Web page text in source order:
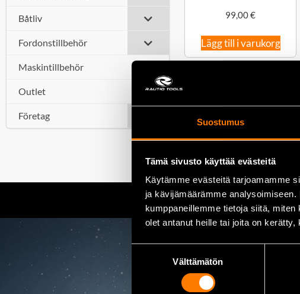
Suostumus
Tämä sivusto käyttää evästeitä
Käytämme evästeitä tarjoamamme
ja kävijämäärämme
kumppaneillemme tietoja siitä,
olet antanut heille tai joita on
Välttämätön
Båtliv
Fordonstillbehör
Maskintillbehör
Outlet
Företag
99,00€
Lägg till i varukorg